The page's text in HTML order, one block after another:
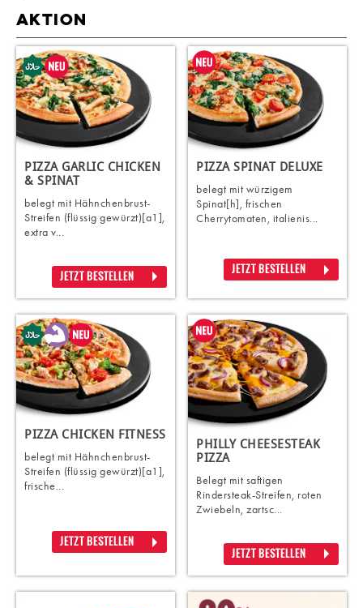
AKTION
PIZZA GARLIC CHICKEN
& SPINAT
belegt mit Hähnchenbrust-
Streifen (flüssig gewürzt)[a1],
extra v...
JETZT BESTELLEN
PIZZA SPINAT DELUXE
belegt mit würzigem
Spinat[h], frischen
Cherrytomaten, italienis...
JETZT BESTELLEN
PIZZA CHICKEN FITNESS
belegt mit Hähnchenbrust-
Streifen (flüssig gewürzt)[a1],
frische...
JETZT BESTELLEN
PHILLY CHEESESTEAK
PIZZA
Belegt mit saftigen
Rindersteak-Streifen, roten
Zwiebeln, zartsc...
JETZT BESTELLEN